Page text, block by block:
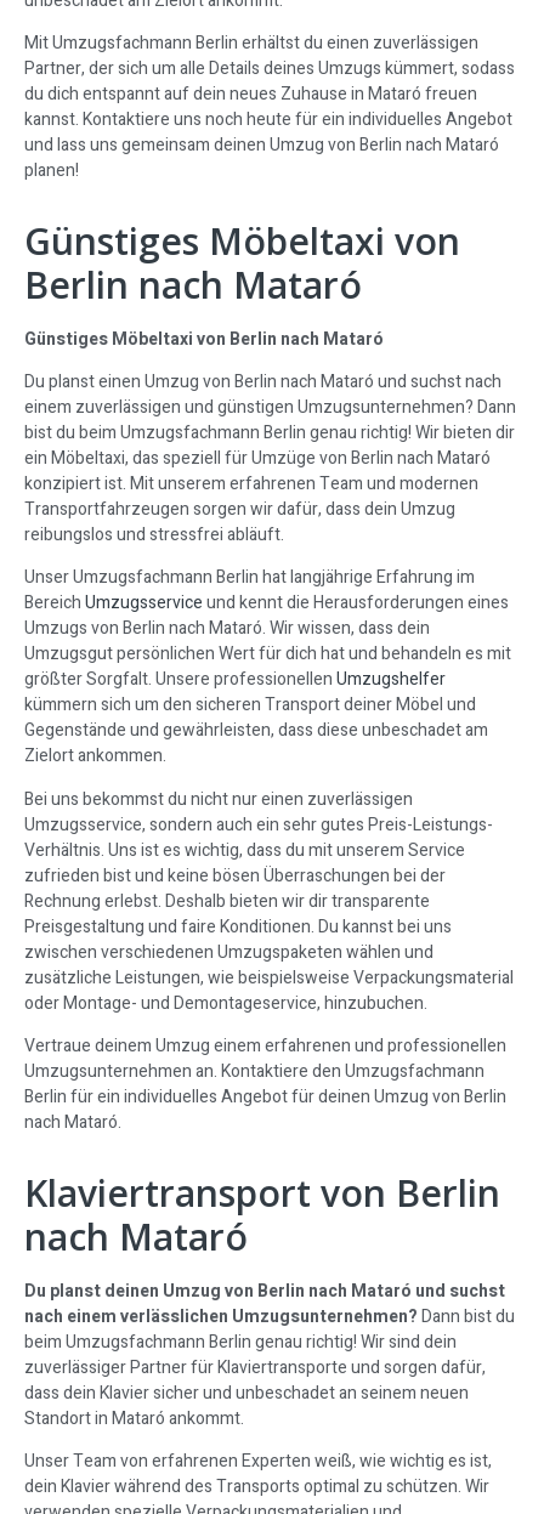
Mit Umzugsfachmann Berlin erhältst du einen zuverlässigen
Partner, der sich um alle Details deines Umzugs kümmert, sodass
du dich entspannt auf dein neues Zuhause in Mataró freuen
kannst. Kontaktiere uns noch heute für ein individuelles Angebot
und lass uns gemeinsam deinen Umzug von Berlin nach Mataró
planen!
Günstiges Möbeltaxi von
Berlin nach Mataró
Günstiges Möbeltaxi von Berlin nach Mataró
Du planst einen Umzug von Berlin nach Mataró und suchst nach
einem zuverlässigen und günstigen Umzugsunternehmen? Dann
bist du beim Umzugsfachmann Berlin genau richtig! Wir bieten dir
ein Möbeltaxi, das speziell für Umzüge von Berlin nach Mataró
konzipiert ist. Mit unserem erfahrenen Team und modernen
Transportfahrzeugen sorgen wir dafür, dass dein Umzug
reibungslos und stressfrei abläuft.
Unser Umzugsfachmann Berlin hat langjährige Erfahrung im
BereichUmzugsserviceund kennt die Herausforderungen eines
Umzugs von Berlin nach Mataró. Wir wissen, dass dein
Umzugsgut persönlichen Wert für dich hat und behandeln es mit
größter Sorgfalt. Unsere professionellenUmzugshelfer
kümmern sich um den sicheren Transport deiner Möbel und
Gegenstände und gewährleisten, dass diese unbeschadet am
Zielort ankommen.
Bei uns bekommst du nicht nur einen zuverlässigen
Umzugsservice, sondern auch ein sehr gutes Preis-Leistungs-
Verhältnis. Uns ist es wichtig, dass du mit unserem Service
zufrieden bist und keine bösen Überraschungen bei der
Rechnung erlebst. Deshalb bieten wir dir transparente
Preisgestaltung und faire Konditionen. Du kannst bei uns
zwischen verschiedenen Umzugspaketen wählen und
zusätzliche Leistungen, wie beispielsweise Verpackungsmaterial
oder Montage- und Demontageservice, hinzubuchen.
Vertraue deinem Umzug einem erfahrenen und professionellen
Umzugsunternehmen an. Kontaktiere den Umzugsfachmann
Berlin für ein individuelles Angebot für deinen Umzug von Berlin
nach Mataró.
Klaviertransport von Berlin
nach Mataró
Du planst deinen Umzug von Berlin nach Mataró und suchst
nach einem verlässlichen Umzugsunternehmen?Dann bist du
beim Umzugsfachmann Berlin genau richtig! Wir sind dein
zuverlässiger Partner für Klaviertransporte und sorgen dafür,
dass dein Klavier sicher und unbeschadet an seinem neuen
Standort in Mataró ankommt.
Unser Team von erfahrenen Experten weiß, wie wichtig es ist,
dein Klavier während des Transports optimal zu schützen. Wir